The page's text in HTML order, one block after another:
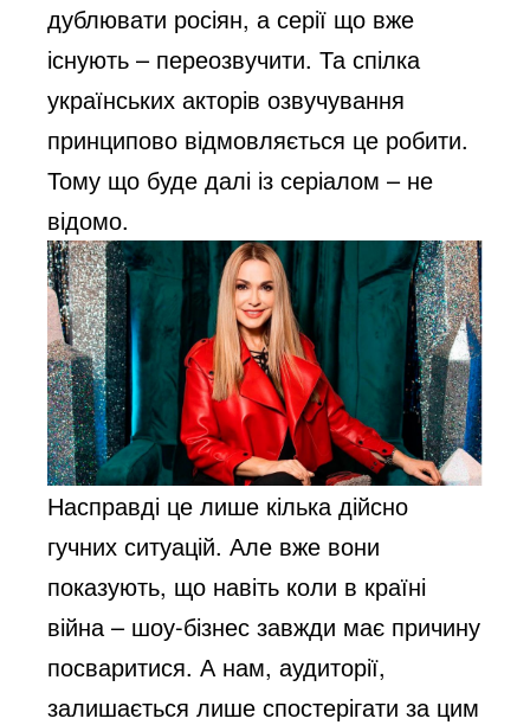
дублювати росіян, а серії що вже
існують – переозвучити. Та спілка
українських акторів озвучування
принципово відмовляється це робити.
Тому що буде далі із серіалом – не
відомо.
Насправді це лише кілька дійсно
гучних ситуацій. Але вже вони
показують, що навіть коли в країні
війна – шоу-бізнес завжди має причину
посваритися. А нам, аудиторії,
залишається лише спостерігати за цим